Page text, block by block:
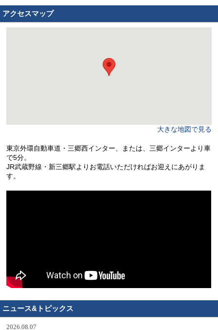
アクセスマップ
大きな地図で見る
東京外環自動車道・三郷西インター、または、三郷インターより車
で5分。
JR武蔵野線・新三郷駅よりお電話いただければお迎えにあがりま
す。
ニュース&トピックス